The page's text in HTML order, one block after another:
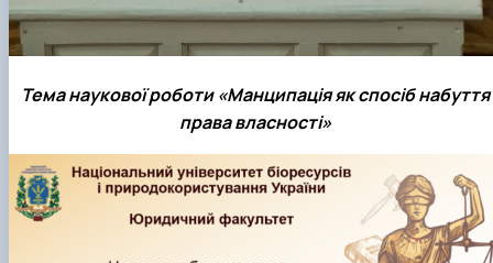
Тема наукової роботи «Манципація як спосіб набуття
права власності»